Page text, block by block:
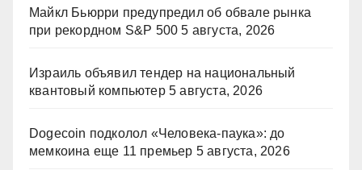
Майкл Бьюрри предупредил об обвале рынка
при рекордном S&P 500 5 августа, 2026
Израиль объявил тендер на национальный
квантовый компьютер 5 августа, 2026
Dogecoin подколол «Человека-паука»: до
мемкоина еще 11 премьер 5 августа, 2026